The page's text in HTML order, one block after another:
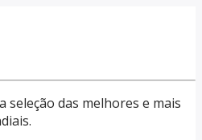
seleção das melhores e mais